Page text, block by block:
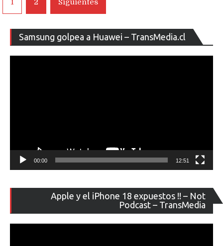
Up
y
Kirin
de
entradas
1 2 Siguientes
Samsung golpea a Huawei – TransMedia.cl
de
00:00 12:51
Apple y el iPhone 18 expuestos !! – Not
Podcast – TransMedia
de